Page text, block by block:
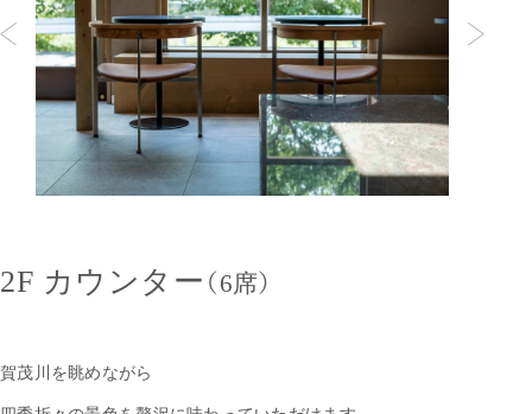
2F カウンター （6席）
賀茂川を眺めながら